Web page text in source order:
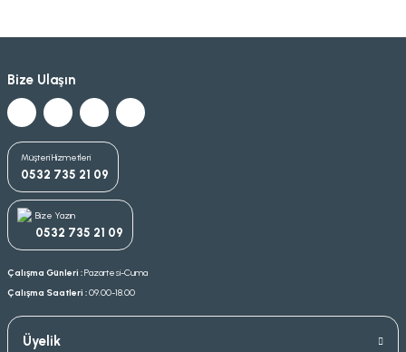
Bize Ulaşın
Müşteri Hizmetleri
0532 735 21 09
Bize Yazın
0532 735 21 09
Çalışma Günleri :Pazartesi-Cuma
Çalışma Saatleri :09.00-18.00
Üyelik